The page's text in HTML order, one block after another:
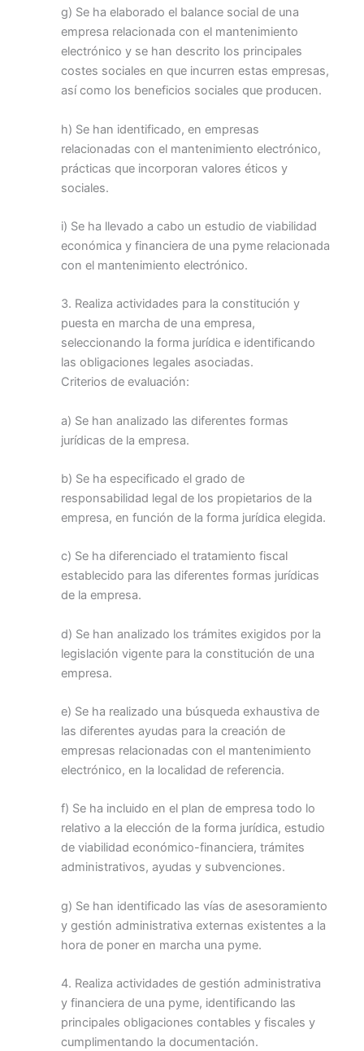
g) Se ha elaborado el balance social de una
empresa relacionada con el mantenimiento
electrónico y se han descrito los principales
costes sociales en que incurren estas empresas,
así como los beneficios sociales que producen.
h) Se han identificado, en empresas
relacionadas con el mantenimiento electrónico,
prácticas que incorporan valores éticos y
sociales.
i) Se ha llevado a cabo un estudio de viabilidad
económica y financiera de una pyme relacionada
con el mantenimiento electrónico.
3. Realiza actividades para la constitución y
puesta en marcha de una empresa,
seleccionando la forma jurídica e identificando
las obligaciones legales asociadas.
Criterios de evaluación:
a) Se han analizado las diferentes formas
jurídicas de la empresa.
b) Se ha especificado el grado de
responsabilidad legal de los propietarios de la
empresa, en función de la forma jurídica elegida.
c) Se ha diferenciado el tratamiento fiscal
establecido para las diferentes formas jurídicas
de la empresa.
d) Se han analizado los trámites exigidos por la
legislación vigente para la constitución de una
empresa.
e) Se ha realizado una búsqueda exhaustiva de
las diferentes ayudas para la creación de
empresas relacionadas con el mantenimiento
electrónico, en la localidad de referencia.
f) Se ha incluido en el plan de empresa todo lo
relativo a la elección de la forma jurídica, estudio
de viabilidad económico-financiera, trámites
administrativos, ayudas y subvenciones.
g) Se han identificado las vías de asesoramiento
y gestión administrativa externas existentes a la
hora de poner en marcha una pyme.
4. Realiza actividades de gestión administrativa
y financiera de una pyme, identificando las
principales obligaciones contables y fiscales y
cumplimentando la documentación.